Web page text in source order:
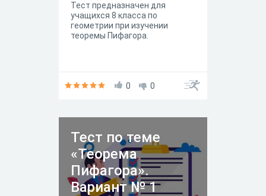
Тест предназначен для
учащихся 8 класса по
геометрии при изучении
теоремы Пифагора.
0 0
Тест по теме
«Теорема
Пифагора».
Вариант № 1